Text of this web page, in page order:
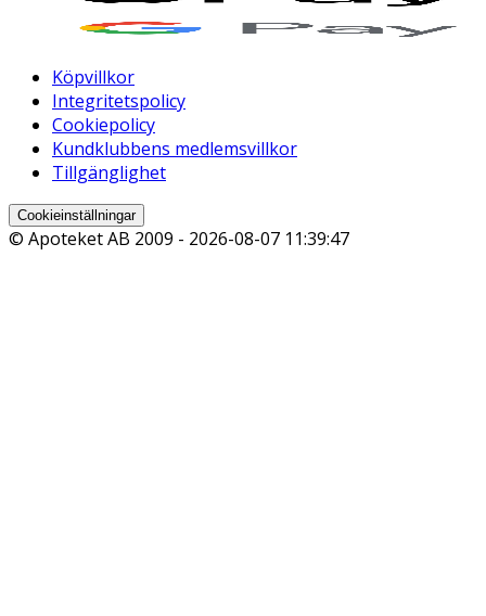
Köpvillkor
Integritetspolicy
Cookiepolicy
Kundklubbens medlemsvillkor
Tillgänglighet
Cookieinställningar
© Apoteket AB 2009 - 2026-08-07 11:39:47